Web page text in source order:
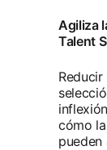
Agiliza
Talent
cómo
pueden